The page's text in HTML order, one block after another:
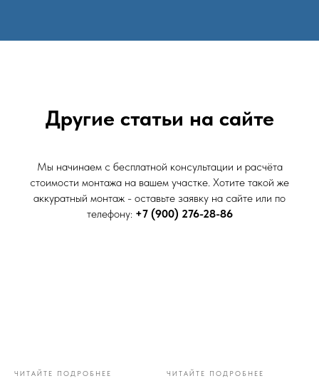
Другие статьи на сайте
Мы начинаем с бесплатной консультации и расчёта
стоимости монтажа на вашем участке. Хотите такой же
аккуратный монтаж - оставьте заявку на сайте или по
телефону: +7 (900) 276-28-86
ЧИТАЙТЕ ПОДРОБНЕЕ ЧИТАЙТЕ ПОДРОБНЕЕ